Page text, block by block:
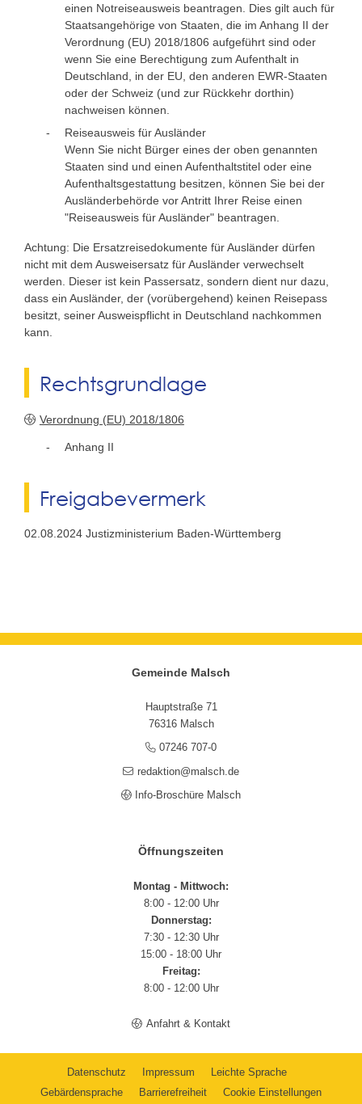
einen Notreiseausweis beantragen. Dies gilt auch für
Staatsangehörige von Staaten, die im Anhang II der
Verordnung (EU) 2018/1806 aufgeführt sind oder
wenn Sie eine Berechtigung zum Aufenthalt in
Deutschland, in der EU, den anderen EWR-Staaten
oder der Schweiz (und zur Rückkehr dorthin)
nachweisen können.
Reiseausweis für Ausländer
Wenn Sie nicht Bürger eines der oben genannten
Staaten sind und einen Aufenthaltstitel oder eine
Aufenthaltsgestattung besitzen, können Sie bei der
Ausländerbehörde vor Antritt Ihrer Reise einen
"Reiseausweis für Ausländer" beantragen.
Achtung: Die Ersatzreisedokumente für Ausländer dürfen
nicht mit dem Ausweisersatz für Ausländer verwechselt
werden. Dieser ist kein Passersatz, sondern dient nur dazu,
dass ein Ausländer, der (vorübergehend) keinen Reisepass
besitzt, seiner Ausweispflicht in Deutschland nachkommen
kann.
Rechtsgrundlage
Verordnung (EU) 2018/1806
Anhang II
Freigabevermerk
02.08.2024 Justizministerium Baden-Württemberg
Gemeinde Malsch
Hauptstraße 71
76316 Malsch
07246 707-0
redaktion@malsch.de
Info-Broschüre Malsch
Öffnungszeiten
Montag - Mittwoch:
8:00 - 12:00 Uhr
Donnerstag:
7:30 - 12:30 Uhr
15:00 - 18:00 Uhr
Freitag:
8:00 - 12:00 Uhr
Anfahrt & Kontakt
Datenschutz Impressum
Leichte Sprache
Gebärdensprache
Barrierefreiheit Cookie Einstellungen